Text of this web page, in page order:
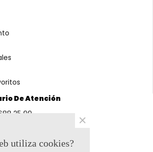
De Atención
25 99
utiliza cookies?
×